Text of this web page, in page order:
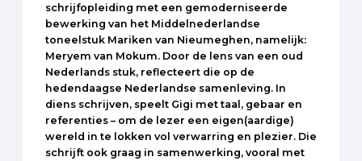
schrijfopleiding met een gemoderniseerde
bewerking van het Middelnederlandse
toneelstuk Mariken van Nieumeghen, namelijk:
Meryem van Mokum. Door de lens van een oud
Nederlands stuk, reflecteert die op de
hedendaagse Nederlandse samenleving. In
diens schrijven, speelt Gigi met taal, gebaar en
referenties – om de lezer een eigen(aardige)
wereld in te lokken vol verwarring en plezier. Die
schrijft ook graag in samenwerking, vooral met